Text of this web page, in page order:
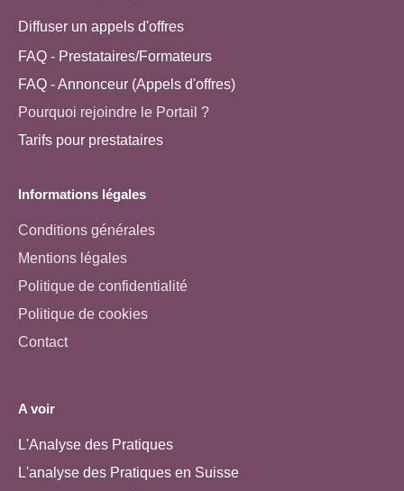
Diffuser un appels d'offres
FAQ - Prestataires/Formateurs
FAQ - Annonceur (Appels d'offres)
Pourquoi rejoindre le Portail ?
Tarifs pour prestataires
Informations légales
Conditions générales
Mentions légales
Politique de confidentialité
Politique de cookies
Contact
A voir
L'Analyse des Pratiques
L'analyse des Pratiques en Suisse